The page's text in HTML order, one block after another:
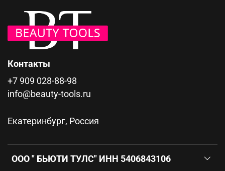
ООО " БЬЮТИ ТУЛС" ИНН 5406843106
Контакты
+7 909 028-88-98
info@beauty-tools.ru
Екатеринбург, Россия